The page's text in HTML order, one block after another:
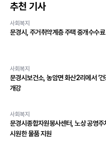
추천 기사
사회복지
문경시, 주거취약계층 주택 중개수수
사회복지
문경시보건소, 농암면 화산2리에서 ‘건
개강
사회복지
문경시종합자원봉사센터, 노상 공영주
시원한 물품 지원